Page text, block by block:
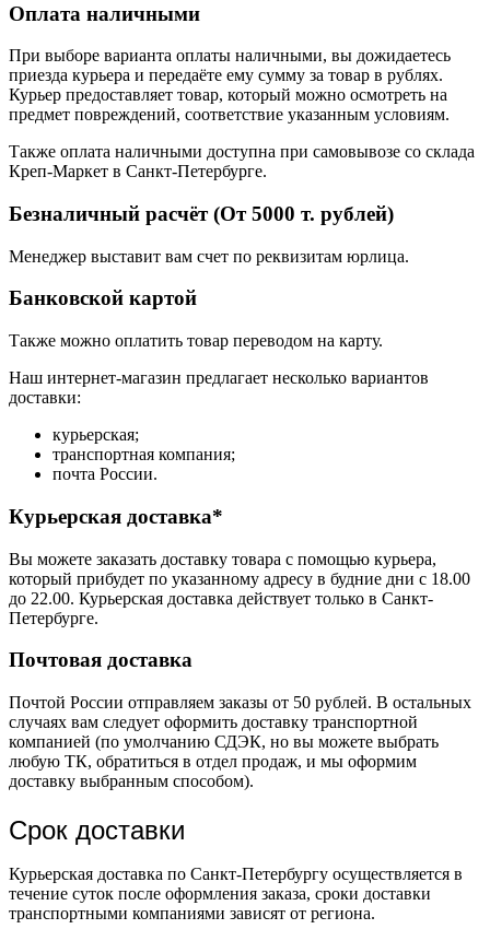
Оплата наличными
При выборе варианта оплаты наличными, вы дожидаетесь
приезда курьера и передаёте ему сумму за товар в рублях.
Курьер предоставляет товар, который можно осмотреть на
предмет повреждений, соответствие указанным условиям.
Также оплата наличными доступна при самовывозе со склада
Креп-Маркет в Санкт-Петербурге.
Безналичный расчёт (От 5000 т. рублей)
Менеджер выставит вам счет по реквизитам юрлица.
Банковской картой
Также можно оплатить товар переводом на карту.
Наш интернет-магазин предлагает несколько вариантов
доставки:
курьерская;
транспортная компания;
почта России.
Курьерская доставка*
Вы можете заказать доставку товара с помощью курьера,
который прибудет по указанному адресу в будние дни с 18.00
до 22.00. Курьерская доставка действует только в Санкт-
Петербурге.
Почтовая доставка
Почтой России отправляем заказы от 50 рублей. В остальных
случаях вам следует оформить доставку транспортной
компанией (по умолчанию СДЭК, но вы можете выбрать
любую ТК, обратиться в отдел продаж, и мы оформим
доставку выбранным способом).
Срок доставки
Курьерская доставка по Санкт-Петербургу осуществляется в
течение суток после оформления заказа, сроки доставки
транспортными компаниями зависят от региона.